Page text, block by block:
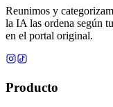
Reunimos y
la IA las ordena según
en el portal original.
Producto